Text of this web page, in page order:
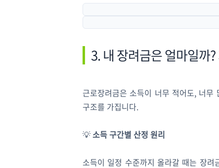
3. 내 장려금은 얼마일까
근로장려금은 소득이 너무 적어도, 너
구조를 가집니다.
💡소득 구간별 산정 원리
소득이 일정 수준까지 올라갈 때는 장려